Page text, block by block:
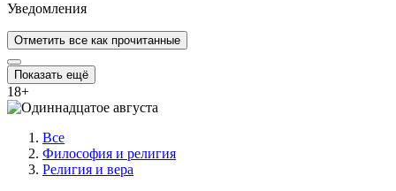
Уведомления
Отметить все как прочитанные
Показать ещё
18+
Все
Философия и религия
Религия и вера